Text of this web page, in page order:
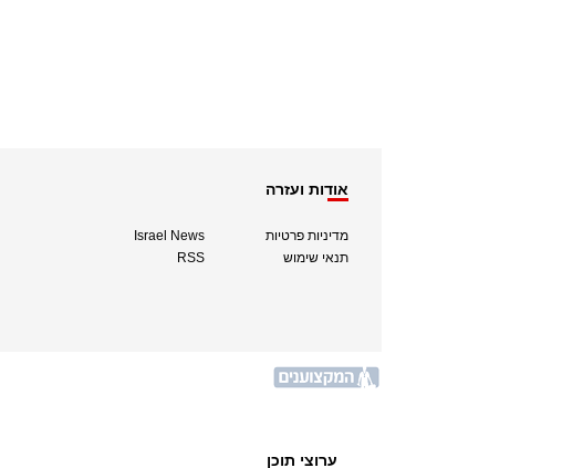
אודות ועזרה
מדיניות פרטיות
תנאי שימוש
Israel News
RSS
ערוצי תוכן